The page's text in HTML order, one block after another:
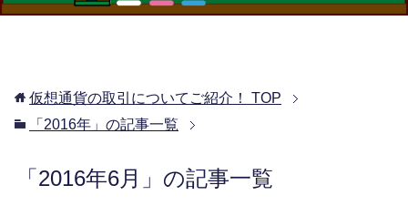
仮想通貨の取引についてご紹介！
TOP
「2016年」の記事一覧
「2016年6月」の記事一覧